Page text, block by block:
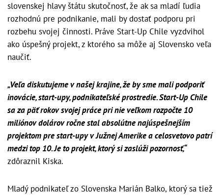
slovenskej hlavy štátu skutočnosť, že ak sa mladí ľudia
rozhodnú pre podnikanie, mali by dostať podporu pri
rozbehu svojej činnosti. Práve Start-Up Chile vyzdvihol
ako úspešný projekt, z ktorého sa môže aj Slovensko veľa
naučiť.
„Veľa diskutujeme v našej krajine, že by sme mali podporiť
inovácie, start-upy, podnikateľské prostredie. Start-Up Chile
sa za päť rokov svojej práce pri nie veľkom rozpočte 10
miliónov dolárov ročne stal absolútne najúspešnejším
projektom pre start-upy v Južnej Amerike a celosvetovo patrí
medzi top 10. Je to projekt, ktorý si zaslúži pozornosť,“
zdôraznil Kiska.
Mladý podnikateľ zo Slovenska Marián Balko, ktorý sa tiež